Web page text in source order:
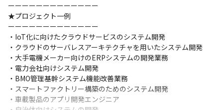
ーーーーーーーーーーーーー
★プロジェクト一例
ーーーーーーーーーーーーー
・IoT化に向けたクラウドサービスのシステム開発
・クラウドのサーバレスアーキテクチャを用いたシステム開発
・大手電機メーカー向けのERPシステムの開発業務
・電力会社向けシステム開発
・BMO管理基幹システム機能改善業務
・スマートファクトリー構築のためのシステム開発
・車載製品のアプリ開発エンジニア